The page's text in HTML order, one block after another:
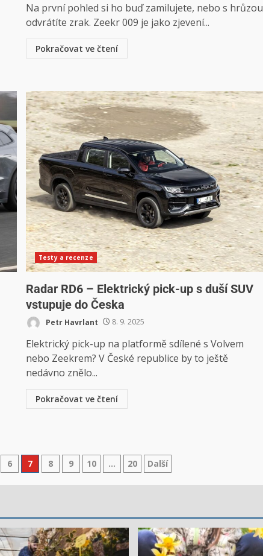
Na první pohled si ho buď zamilujete, nebo s hrůzou
odvrátíte zrak. Zeekr 009 je jako zjevení...
Pokračovat ve čtení
Testy a recenze
Radar RD6 – Elektrický pick-up s duší SUV
vstupuje do Česka
Petr Havrlant 8. 9. 2025
Elektrický pick-up na platformě sdílené s Volvem
nebo Zeekrem? V České republice by to ještě
nedávno znělo...
Pokračovat ve čtení
6 7 8 9 10 … 20 Další